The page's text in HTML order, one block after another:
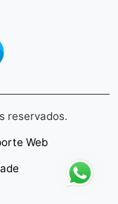
reservados.
Web